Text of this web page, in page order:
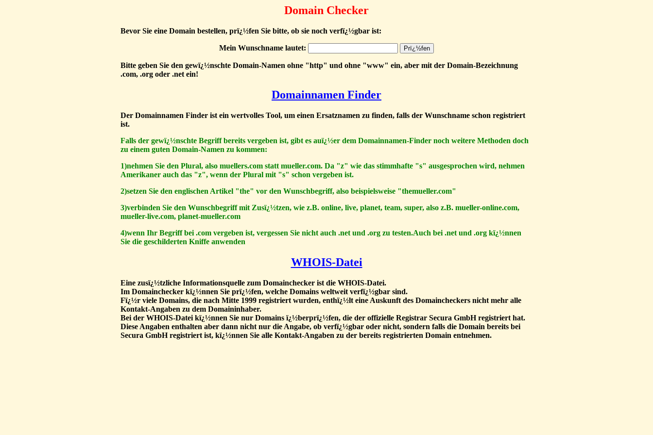
Domain Checker
Bevor Sie eine Domain bestellen, prï¿½fen Sie bitte, ob sie noch verfï¿½gbar ist:
Mein Wunschname lautet:
Bitte geben Sie den gewï¿½nschte Domain-Namen ohne "http" und ohne "www" ein, aber mit der Domain-Bezeichnung
.com, .org oder .net ein!
Domainnamen Finder
Der Domainnamen Finder ist ein wertvolles Tool, um einen Ersatznamen zu finden, falls der Wunschname schon registriert
ist.
Falls der gewï¿½nschte Begriff bereits vergeben ist, gibt es auï¿½er dem Domainnamen-Finder noch weitere Methoden doch
zu einem guten Domain-Namen zu kommen:
1)nehmen Sie den Plural, also muellers.com statt mueller.com. Da "z" wie das stimmhafte "s" ausgesprochen wird, nehmen
Amerikaner auch das "z", wenn der Plural mit "s" schon vergeben ist.
2)setzen Sie den englischen Artikel "the" vor den Wunschbegriff, also beispielsweise "themueller.com"
3)verbinden Sie den Wunschbegriff mit Zusï¿½tzen, wie z.B. online, live, planet, team, super, also z.B. mueller-online.com,
mueller-live.com, planet-mueller.com
4)wenn Ihr Begriff bei .com vergeben ist, vergessen Sie nicht auch .net und .org zu testen.Auch bei .net und .org kï¿½nnen
Sie die geschilderten Kniffe anwenden
WHOIS-Datei
Eine zusï¿½tzliche Informationsquelle zum Domainchecker ist die WHOIS-Datei.
Im Domainchecker kï¿½nnen Sie prï¿½fen, welche Domains weltweit verfï¿½gbar sind.
Fï¿½r viele Domains, die nach Mitte 1999 registriert wurden, enthï¿½lt eine Auskunft des Domaincheckers nicht mehr alle
Kontakt-Angaben zu dem Domaininhaber.
Bei der WHOIS-Datei kï¿½nnen Sie nur Domains ï¿½berprï¿½fen, die der offizielle Registrar Secura GmbH registriert hat.
Diese Angaben enthalten aber dann nicht nur die Angabe, ob verfï¿½gbar oder nicht, sondern falls die Domain bereits bei
Secura GmbH registriert ist, kï¿½nnen Sie alle Kontakt-Angaben zu der bereits registrierten Domain entnehmen.